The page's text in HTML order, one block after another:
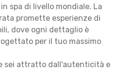
spa di livello mondiale. La
promette esperienze di
dove ogni dettaglio è
per il tuo massimo
sei attratto dall'autenticità e